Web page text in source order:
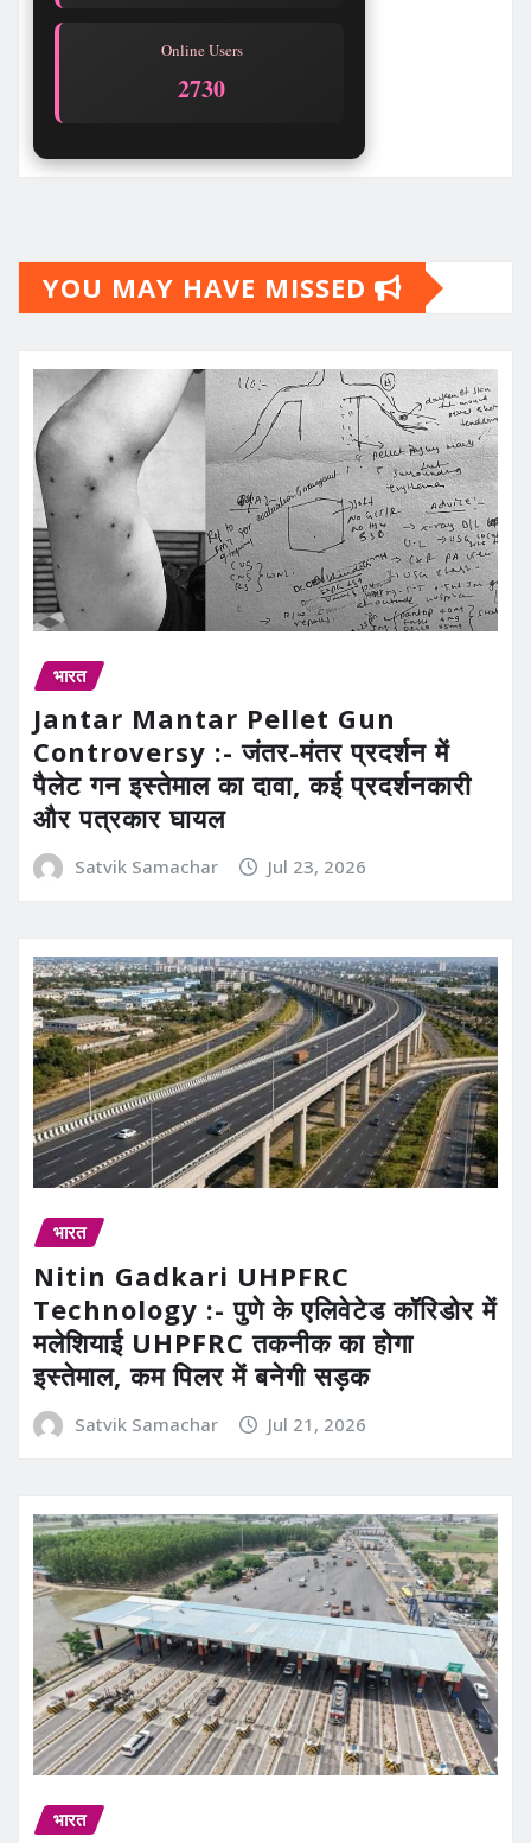
Online Users
2730
YOU MAY HAVE MISSED
भारत
Jantar Mantar Pellet Gun
Controversy :- जंतर-मंतर प्रदर्शन में
पैलेट गन इस्तेमाल का दावा, कई प्रदर्शनकारी
और पत्रकार घायल
Satvik Samachar Jul 23, 2026
भारत
Nitin Gadkari UHPFRC
Technology :- पुणे के एलिवेटेड कॉरिडोर में
मलेशियाई UHPFRC तकनीक का होगा
इस्तेमाल, कम पिलर में बनेगी सड़क
Satvik Samachar Jul 21, 2026
भारत